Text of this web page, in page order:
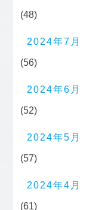
(48)
2024年7月
(56)
2024年6月
(52)
2024年5月
(57)
2024年4月
(61)